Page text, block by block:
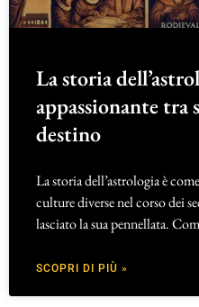
La storia
appassionante tra
destino
La storia dell’astrologia è
culture diverse nel corso dei
lasciato la sua pennellata.
SCOPRI DI PIÙ »